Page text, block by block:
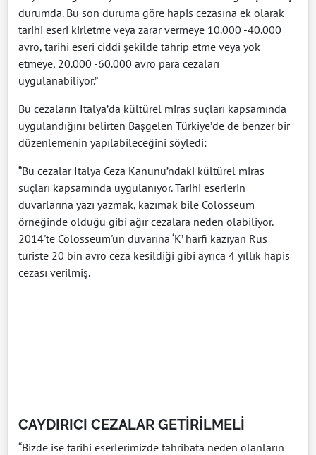
durumda. Bu son duruma göre hapis cezasına ek olarak
tarihi eseri kirletme veya zarar vermeye 10.000 -40.000
avro, tarihi eseri ciddi şekilde tahrip etme veya yok
etmeye, 20.000 -60.000 avro para cezaları
uygulanabiliyor.”
Bu cezaların İtalya’da kültürel miras suçları kapsamında
uygulandığını belirten Başgelen Türkiye’de de benzer bir
düzenlemenin yapılabileceğini söyledi:
“Bu cezalar İtalya Ceza Kanunu’ndaki kültürel miras
suçları kapsamında uygulanıyor. Tarihi eserlerin
duvarlarına yazı yazmak, kazımak bile Colosseum
örneğinde olduğu gibi ağır cezalara neden olabiliyor.
2014'te Colosseum'un duvarına ‘K’ harfi kazıyan Rus
turiste 20 bin avro ceza kesildiği gibi ayrıca 4 yıllık hapis
cezası verilmiş.
CAYDIRICI CEZALAR GETİRİLMELİ
“Bizde ise tarihi eserlerimizde tahribata neden olanların